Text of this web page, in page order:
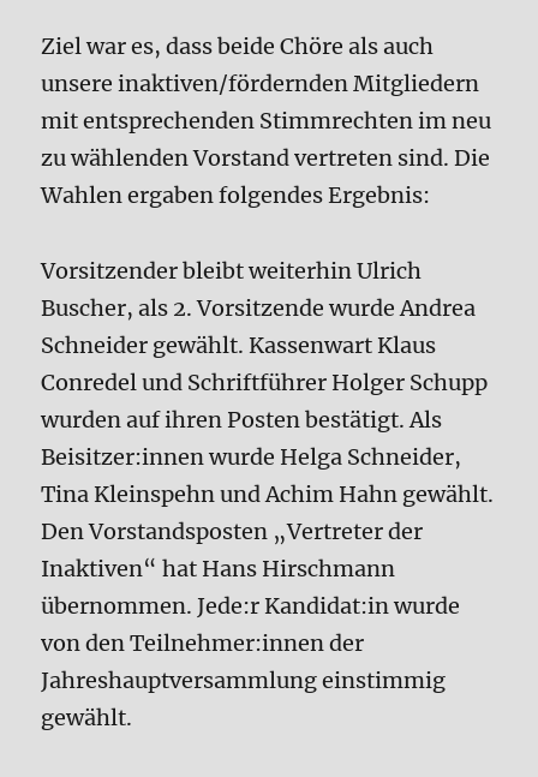
Ziel war es, dass beide Chöre als auch
unsere inaktiven/fördernden Mitgliedern
mit entsprechenden Stimmrechten im neu
zu wählenden Vorstand vertreten sind. Die
Wahlen ergaben folgendes Ergebnis:
Vorsitzender bleibt weiterhin Ulrich
Buscher, als 2. Vorsitzende wurde Andrea
Schneider gewählt. Kassenwart Klaus
Conredel und Schriftführer Holger Schupp
wurden auf ihren Posten bestätigt. Als
Beisitzer:innen wurde Helga Schneider,
Tina Kleinspehn und Achim Hahn gewählt.
Den Vorstandsposten „Vertreter der
Inaktiven“ hat Hans Hirschmann
übernommen. Jede:r Kandidat:in wurde
von den Teilnehmer:innen der
Jahreshauptversammlung einstimmig
gewählt.